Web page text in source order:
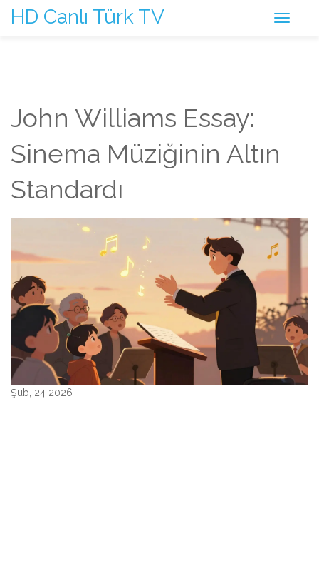
HD Canlı Türk TV
John Williams Essay:
Sinema Müziğinin Altın
Standardı
Şub, 24 2026